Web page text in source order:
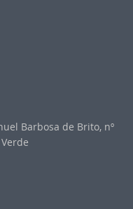
Barbosa de Brito, nº